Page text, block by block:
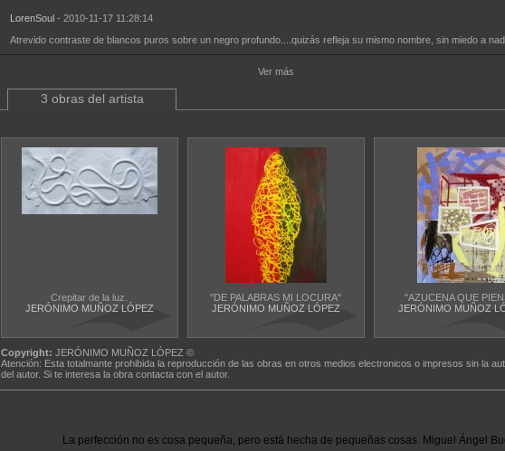
LorenSoul- 2010-11-17 11:28:14
Atrevido contraste de blancos puros sobre un negro profundo....quizás refleja su mismo nombre, sin miedo a
Ver más
3 obras del artista
Crepitar de la luz.
JERÓNIMO MUÑOZ LÓPEZ
"DE PALABRAS MI LOCURA"
JERÓNIMO MUÑOZ LÓPEZ
"AZUCENA QUE
JERÓNIMO MUÑOZ
Copyright: JERÓNIMO MUÑOZ LÓPEZ ©
Atención: Esta totalmante prohibida la reproducción de las obras en otros medios electronicos o impresos sin la
del autor. Si te interesa la obra contacta con el autor.
La perfección no es cosa pequeña, pero está hecha de pequeñas cosas. Miguel Ángel